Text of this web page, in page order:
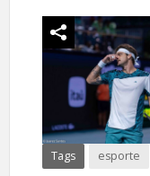
Tags esporte